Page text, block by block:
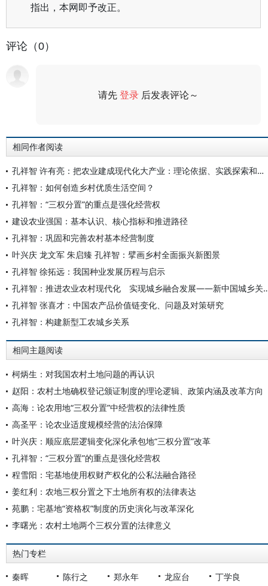
指出，本网即予改正。
评论（0）
请先登录 后发表评论～
相同作者阅读
孔祥智 许有亮：把农业建成现代化大产业：理论依据、实践探索和现实路径
孔祥智：如何创造乡村优质生活空间？
孔祥智：“三权分置”的重点是强化经营权
建设农业强国：基本认识、核心指标和推进路径
孔祥智：巩固和完善农村基本经营制度
叶兴庆 龙文军 朱启臻 孔祥智：擘画乡村全面振兴新图景
孔祥智 徐拓远：我国种业发展历程与启示
孔祥智：推进农业农村现代化 实现
孔祥智 张喜才：中国农产品价值链变化、问题及对策研究
孔祥智：构建新型工农城乡关系
相同主题阅读
柯炳生：对我国农村土地问题的再认识
赵阳：农村土地确权登记颁证制度的理论逻辑、政策内涵及改革方向
高海：论农用地“三权分置”中经营权的法律性质
高圣平：论农业适度规模经营的法治保障
叶兴庆：顺应底层逻辑变化深化承包地“三权分置”改革
孔祥智：“三权分置”的重点是强化经营权
程雪阳：宅基地使用权财产权化的公私法融合路径
姜红利：农地三权分置之下土地所有权的法律表达
苑鹏：宅基地“资格权”制度的历史演化与改革深化
李曙光：农村土地两个三权分置的法律意义
热门专栏
秦晖 陈行之 郑永年 龙应台 丁学良